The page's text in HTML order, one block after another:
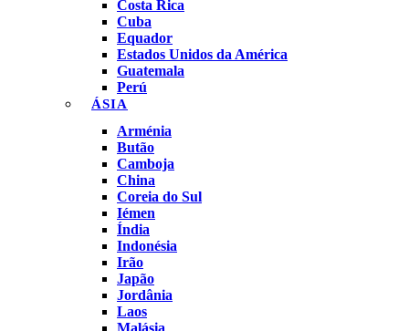
Costa Rica
Cuba
Equador
Estados Unidos da América
Guatemala
Perú
ÁSIA
Arménia
Butão
Camboja
China
Coreia do Sul
Iémen
Índia
Indonésia
Irão
Japão
Jordânia
Laos
Malásia